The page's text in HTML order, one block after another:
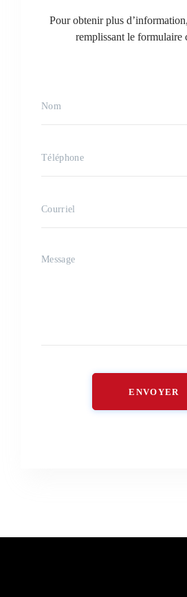
Pour obtenir plus
remplissant le formulaire
ENVOYER